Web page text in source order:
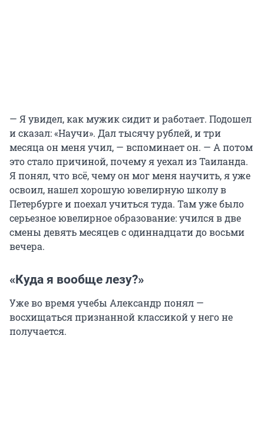
— Я увидел, как мужик сидит и работает. Подошел
и сказал: «Научи». Дал тысячу рублей, и три
месяца он меня учил, — вспоминает он. — А потом
это стало причиной, почему я уехал из Таиланда.
Я понял, что всё, чему он мог меня научить, я уже
освоил, нашел хорошую ювелирную школу в
Петербурге и поехал учиться туда. Там уже было
серьезное ювелирное образование: учился в две
смены девять месяцев с одиннадцати до восьми
вечера.
«Куда я вообще лезу?»
Уже во время учебы Александр понял —
восхищаться признанной классикой у него не
получается.